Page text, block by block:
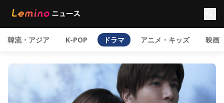
韓流・アジア K-POP ドラマ アニメ・キッズ 映画